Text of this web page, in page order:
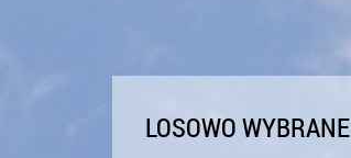
LOSOWO WYBRANE